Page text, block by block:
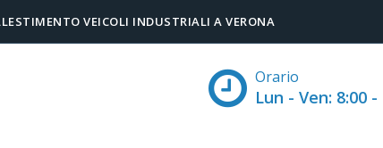
VEICOLI INDUSTRIALI A VERONA
Orario
Lun - Ven: 8:00 -